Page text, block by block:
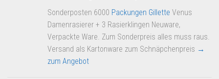
Sonderposten 6000 Packungen Gillette Venus
Damenrasierer + 3 Rasierklingen Neuware,
Verpackte Ware. Zum Sonderpreis alles muss raus.
Versand als Kartonware zum Schnäpchenpreis →
zum Angebot